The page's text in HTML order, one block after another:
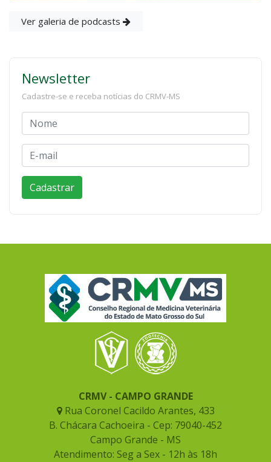
Ver galeria de podcasts
Newsletter
Cadastre-se e receba notícias do CRMV-MS
CRMV - CAMPO GRANDE
Rua Coronel Cacildo Arantes, 433
B. Chácara Cachoeira - Cep: 79040-452
Campo Grande - MS
Atendimento: Seg a Sex - 12h às 18h